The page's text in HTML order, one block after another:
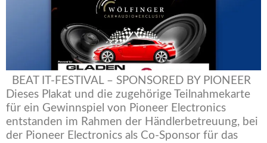
BEAT IT-FESTIVAL – SPONSORED BY PIONEER
Dieses Plakat und die zugehörige Teilnahmekarte
für ein Gewinnspiel von Pioneer Electronics
entstanden im Rahmen der Händlerbetreuung, bei
der Pioneer Electronics als Co-Sponsor für das